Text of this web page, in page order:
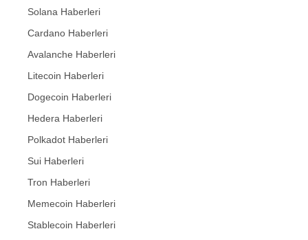
Solana Haberleri
Cardano Haberleri
Avalanche Haberleri
Litecoin Haberleri
Dogecoin Haberleri
Hedera Haberleri
Polkadot Haberleri
Sui Haberleri
Tron Haberleri
Memecoin Haberleri
Stablecoin Haberleri